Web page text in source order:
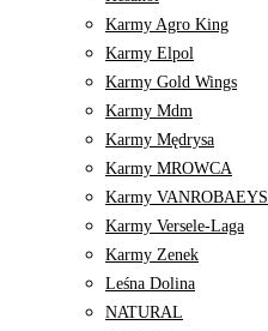
Karmy Agro King
Karmy Elpol
Karmy Gold Wings
Karmy Mdm
Karmy Mędrysa
Karmy MROWCA
Karmy VANROBAEYS
Karmy Versele-Laga
Karmy Zenek
Leśna Dolina
NATURAL